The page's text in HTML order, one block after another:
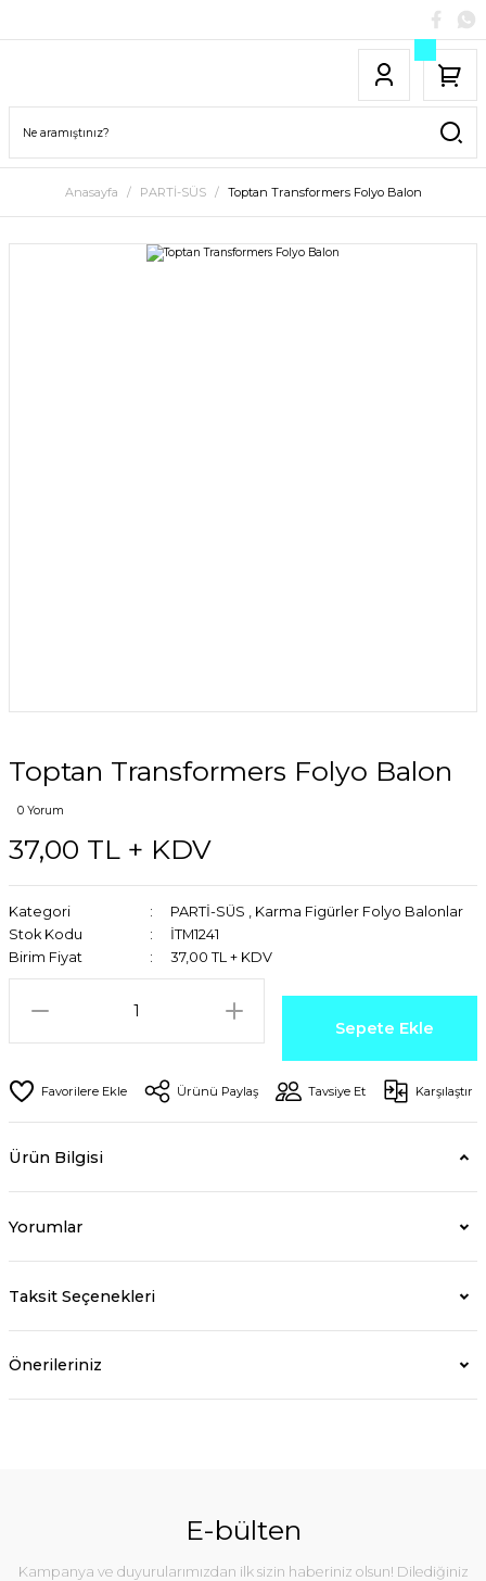
Anasayfa PARTİ-SÜS Toptan Transformers Folyo Balon
Toptan Transformers Folyo Balon
0 Yorum
37,00 TL + KDV
Kategori PARTİ-SÜS , Karma Figürler Folyo Balonlar
Stok Kodu
İTM1241
Birim Fiyat
37,00 TL + KDV
Sepete Ekle
Ürünü Paylaş Tavsiye Et Karşılaştır
Ürün Bilgisi
Yorumlar
Taksit Seçenekleri
Önerileriniz
E-bülten
Kampanya ve duyurularımızdan ilk sizin haberiniz olsun! Dilediğiniz